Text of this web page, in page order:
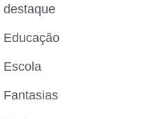
destaque
Educação
Escola
Fantasias